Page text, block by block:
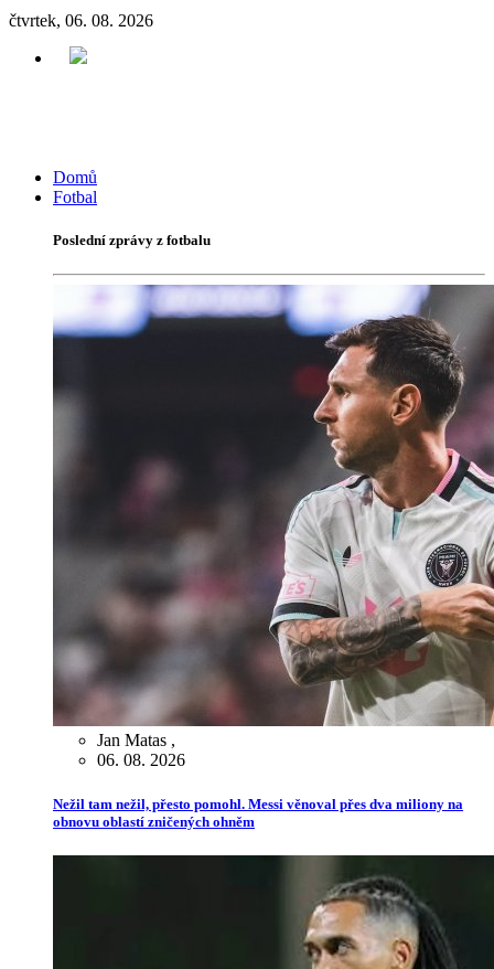
čtvrtek, 06. 08. 2026
Domů
Fotbal
Poslední zprávy z fotbalu
Jan Matas ,
06. 08. 2026
Nežil tam nežil, přesto pomohl. Messi věnoval přes dva miliony na
obnovu oblastí zničených ohněm